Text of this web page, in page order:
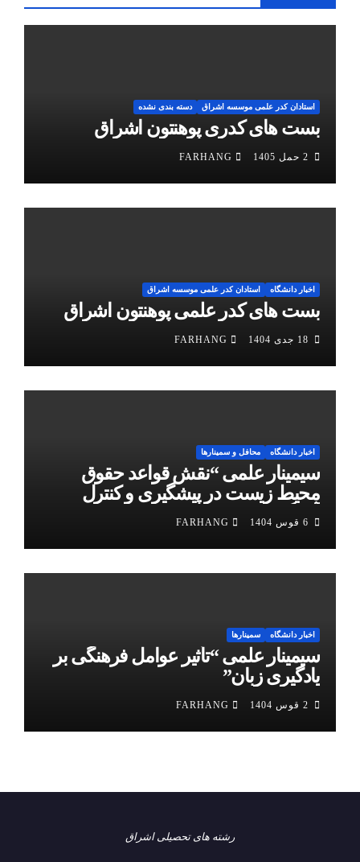
استادان کدر علمی موسسه اشراق دسته بندی نشده
بست های کدری پوهنتون اشراق
2 حمل 1405 FARHANG
اخبار دانشگاه استادان کدر علمی موسسه اشراق
بست های کدر علمی پوهنتون اشراق
18 جدی 1404 FARHANG
اخبار دانشگاه محافل و سمینارها
سیمینار علمی “نقش قواعد حقوق
محیط زیست در پیشگیری و کنترل
آلودگی هوا”
6 قوس 1404 FARHANG
اخبار دانشگاه سمینارها
سیمینار علمی “تأثیر عوامل فرهنگی بر
یادگیری زبان”
2 قوس 1404 FARHANG
رشته های تحصیلی اشراق